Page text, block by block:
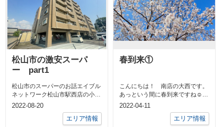
松山市の激安スーパ
ー part1
松山市のスーパーのお話エイブル
ネットワーク松山市駅西店の小澤
です。突然ですが、食料品買い出
2022-08-20
エリア情報
春到来①
こんにちは！ 南店の大西です。
あっという間に春到来ですね☺桜
やミモザなどの記事がいくつかあ
2022-04-11
エリア情報